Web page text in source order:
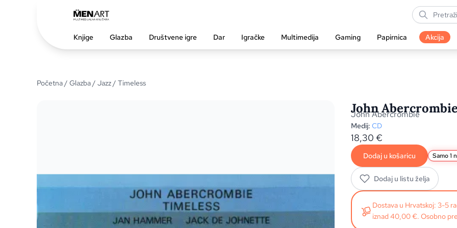
Knjige Glazba Društvene igre Dar Igračke Multimedija Gaming Papirnica Akcija
Početna/ Glazba/ Jazz/ Timeless
John
John Abercrombie
Medij: CD
18,30 €
Dodaj u košaricu Samo 1
Dodaj u listu želja
Dostava u Hrvatskoj: 3-5
iznad 40,00 €. Osobno